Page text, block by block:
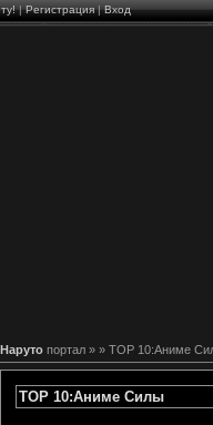
|Регистрация|Вход
Наруто портал » » TOP 10:Аниме
TOP 10:Аниме Cилы